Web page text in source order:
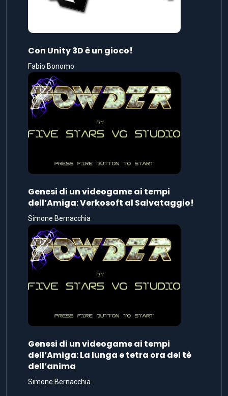
Con Unity 3D è un gioco!
Fabio Bonomo
Genesi di un videogame ai tempi
dell’Amiga: Verkosoft al Salvataggio!
Simone Bernacchia
Genesi di un videogame ai tempi
dell’Amiga: La lunga e tetra ora del tè
dell’anima
Simone Bernacchia